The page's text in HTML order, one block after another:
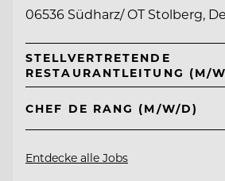
06536 Südharz/ OT Stolberg,
STELLVERTRETENDE
RESTAURANTLEITUNG (M/
CHEF DE RANG (M/W/D)
Entdecke alle Jobs